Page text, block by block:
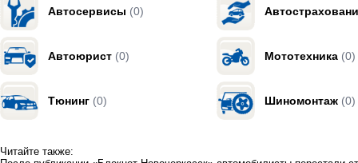
Автосервисы (0)
Автоюрист (0) Мототехника (0)
Тюнинг (0) Шиномонтаж (0)
Читайте также: